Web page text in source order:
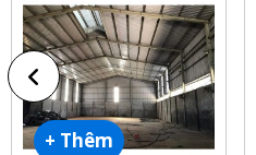
+ Thêm